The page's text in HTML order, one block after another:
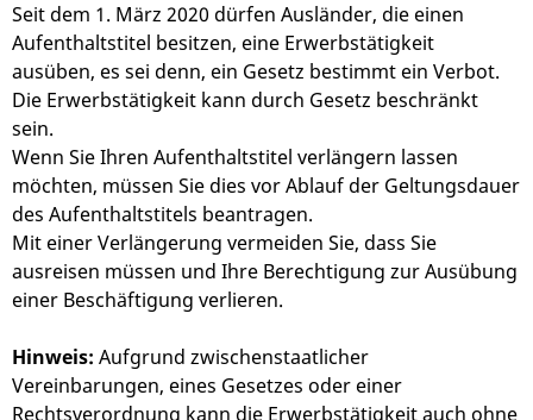
Seit dem 1. März 2020 dürfen Ausländer, die einen
Aufenthaltstitel besitzen, eine Erwerbstätigkeit
ausüben, es sei denn, ein Gesetz bestimmt ein Verbot.
Die Erwerbstätigkeit kann durch Gesetz beschränkt
sein.
Wenn Sie Ihren Aufenthaltstitel verlängern lassen
möchten, müssen Sie dies vor Ablauf der Geltungsdauer
des Aufenthaltstitels beantragen.
Mit einer Verlängerung vermeiden Sie, dass Sie
ausreisen müssen und Ihre Berechtigung zur Ausübung
einer Beschäftigung verlieren.
Hinweis: Aufgrund zwischenstaatlicher
Vereinbarungen, eines Gesetzes oder einer
Rechtsverordnung kann die Erwerbstätigkeit auch ohne